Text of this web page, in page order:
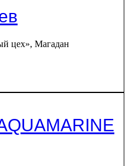
цех», Магадан